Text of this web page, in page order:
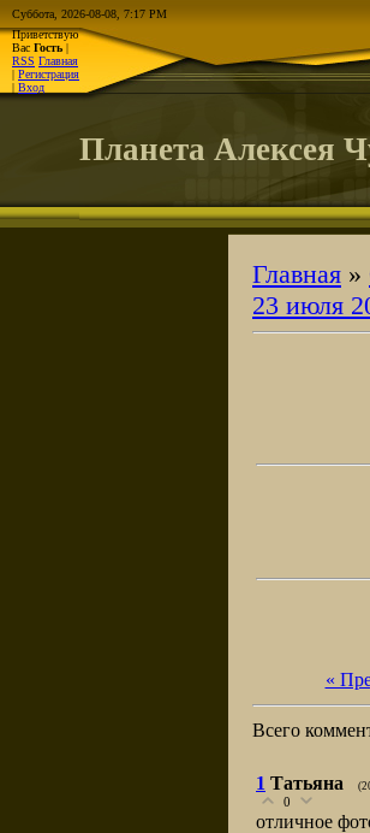
Суббота, 2026-08-08, 7:17 PM
Приветствую
Вас Гость |
RSS Главная
| Регистрация
| Вход
Планета Алексея
Главная »
23 июля
«
Всего
1 Татьяна
0
отличное